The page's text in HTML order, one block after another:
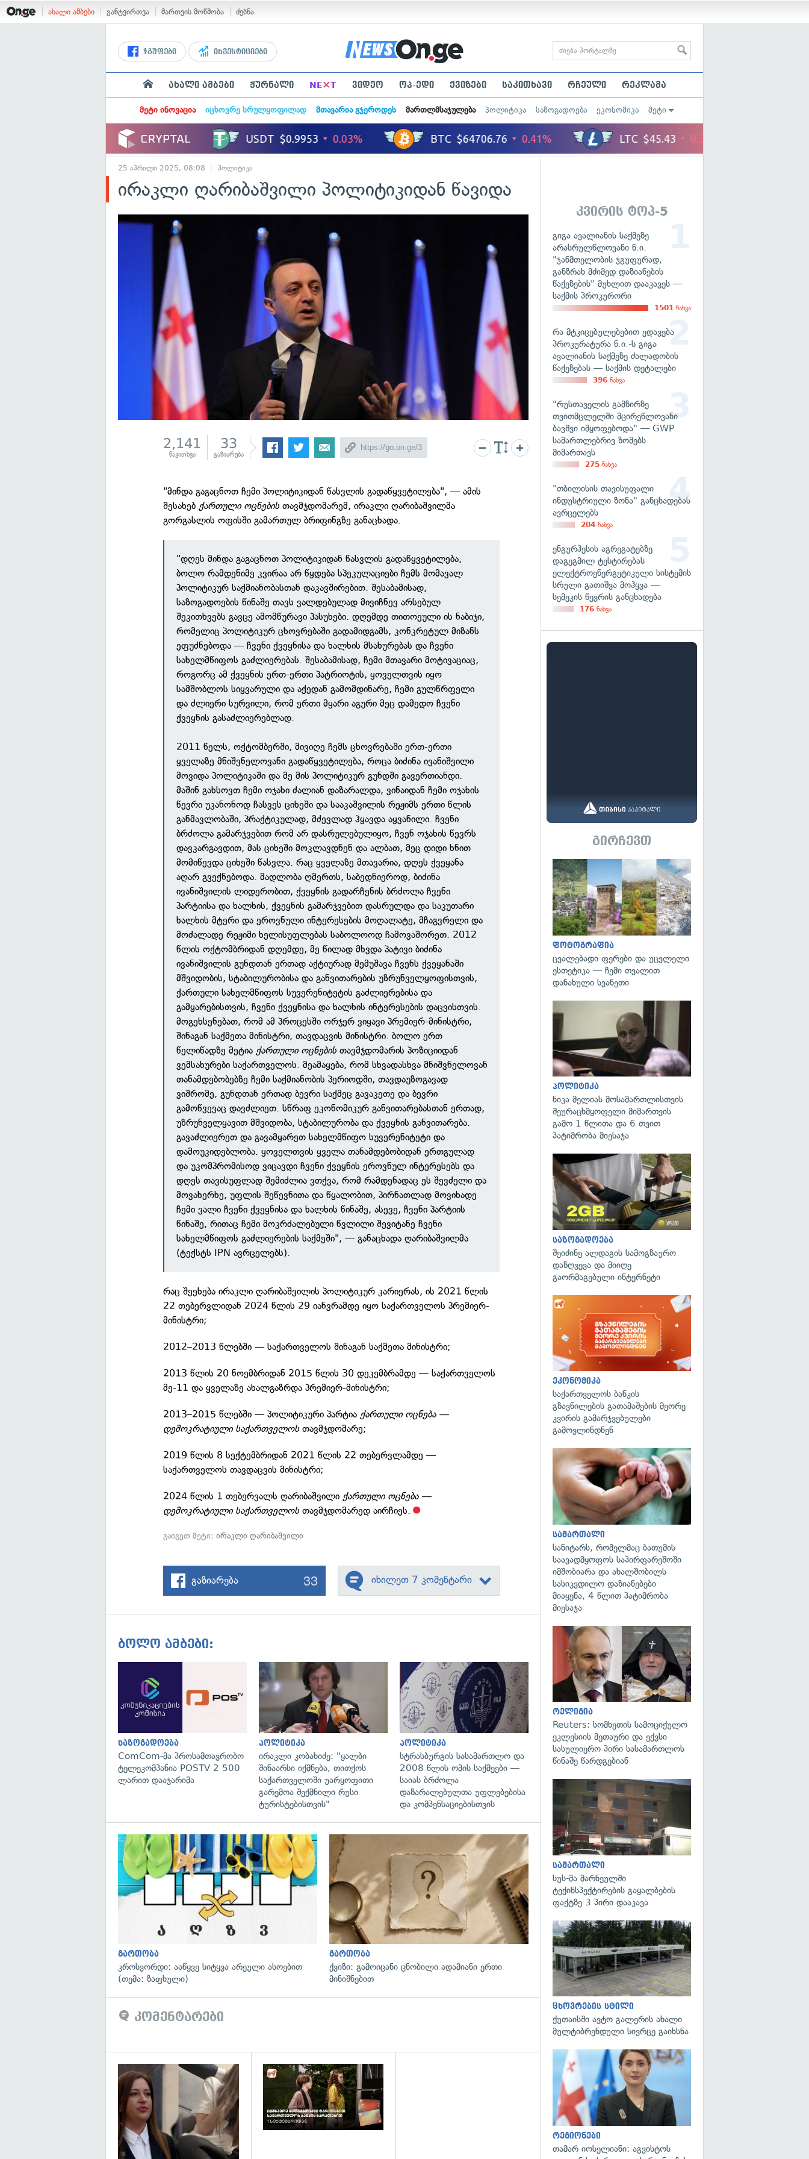
ახალი ამბები განტვირთვა მართვის მოწმობა ძებნა
ჯგუფები ინვესტიციები
ახალი ამბები ჟურნალი NE×T ვიდეო ოპ-ედი ქვიზები საკითხავი რჩეული რეკლამა
მეტი ინოვაცია იცხოვრე სრულყოფილად მთავარია გჯეროდეს მართლმსაჯულება პოლიტიკა საზოგადოება ეკონომიკა მეტი
25 აპრილი 2025, 08:08 პოლიტიკა
ირაკლი ღარიბაშვილი პოლიტიკიდან წავიდა
2,141
წაკითხვა
33
გაზიარება
"მინდა გაგაცნოთ ჩემი პოლიტიკიდან წასვლის გადაწყვეტილება", — ამის
შესახებქართული ოცნებისთავმჯდომარემ, ირაკლი ღარიბაშვილმა
გორგასლის ოფისში გამართულ ბრიფინგზე განაცხადა.
"დღეს მინდა გაგაცნოთ პოლიტიკიდან წასვლის გადაწყვეტილება,
ბოლო რამდენიმე კვირაა არ წყდება სპეკულაციები ჩემს მომავალ
პოლიტიკურ საქმიანობასთან დაკავშირებით. შესაბამისად,
საზოგადოების წინაშე თავს ვალდებულად მივიჩნევ არსებულ
შეკითხვებს გავცე ამომწურავი პასუხები. დღემდე თითოეული ის ნაბიჯი,
რომელიც პოლიტიკურ ცხოვრებაში გადამიდგამს, კონკრეტულ მიზანს
ეფუძნებოდა — ჩვენი ქვეყნისა და ხალხის მსახურებას და ჩვენი
სახელმწიფოს გაძლიერებას. შესაბამისად, ჩემი მთავარი მოტივაციაც,
როგორც ამ ქვეყნის ერთ-ერთი პატრიოტის, ყოველთვის იყო
სამშობლოს სიყვარული და აქედან გამომდინარე, ჩემი გულწრფელი
და ძლიერი სურვილი, რომ ერთი მყარი აგური მეც დამედო ჩვენი
ქვეყნის გასაძლიერებლად.
2011 წელს, ოქტომბერში, მივიღე ჩემს ცხოვრებაში ერთ-ერთი
ყველაზე მნიშვნელოვანი გადაწყვეტილება, როცა ბიძინა ივანიშვილი
მოვიდა პოლიტიკაში და მე მის პოლიტიკურ გუნდში გავერთიანდი.
მაშინ გახსოვთ ჩემი ოჯახი ძალიან დაზარალდა, ვინაიდან ჩემი ოჯახის
წევრი უკანონოდ ჩასვეს ციხეში და სააკაშვილის რეჟიმს ერთი წლის
განმავლობაში, პრაქტიკულად, მძევლად ჰყავდა აყვანილი. ჩვენი
ბრძოლა გამარჯვებით რომ არ დასრულებულიყო, ჩვენ ოჯახის წევრს
დავკარგავდით, მას ციხეში მოკლავდნენ და ალბათ, მეც დიდი ხნით
მომიწევდა ციხეში წასვლა. რაც ყველაზე მთავარია, დღეს ქვეყანა
აღარ გვექნებოდა. მადლობა ღმერთს, საბედნიეროდ, ბიძინა
ივანიშვილის ლიდერობით, ქვეყნის გადარჩენის ბრძოლა ჩვენი
პარტიისა და ხალხის, ქვეყნის გამარჯვებით დასრულდა და საკუთარი
ხალხის მტერი და ეროვნული ინტერესების მოღალატე, მჩაგვრელი და
მოძალადე რეჟიმი ხელისუფლებას საბოლოოდ ჩამოვაშორეთ. 2012
წლის ოქტომბრიდან დღემდე, მე წილად მხვდა პატივი ბიძინა
ივანიშვილის გუნდთან ერთად აქტიურად მემუშავა ჩვენს ქვეყანაში
მშვიდობის, სტაბილურობისა და განვითარების უზრუნველყოფისთვის,
ქართული სახელმწიფოს სუვერენიტეტის გაძლიერებისა და
გამყარებისთვის, ჩვენი ქვეყნისა და ხალხის ინტერესების დაცვისთვის.
მოგეხსენებათ, რომ ამ პროცესში ორჯერ ვიყავი პრემიერ-მინისტრი,
შინაგან საქმეთა მინისტრი, თავდაცვის მინისტრი. ბოლო ერთ
წელიწადზე მეტიაქართული ოცნებისთავმჯდომარის პოზიციიდან
ვემსახურები საქართველოს. მეამაყება, რომ სხვადასხვა მნიშვნელოვან
თანამდებობებზე ჩემი საქმიანობის პერიოდში, თავდაუზოგავად
ვიშრომე, გუნდთან ერთად ბევრი საქმეც გავაკეთე და ბევრი
გამოწვევაც დავძლიეთ. სწრაფ ეკონომიკურ განვითარებასთან ერთად,
უზრუნველყავით მშვიდობა, სტაბილურობა და ქვეყნის განვითარება.
გავაძლიერეთ და გავამყარეთ სახელმწიფო სუვერენიტეტი და
დამოუკიდებლობა. ყოველთვის ყველა თანამდებობიდან ერთგულად
და უკომპრომისოდ ვიცავდი ჩვენი ქვეყნის ეროვნულ ინტერესებს და
დღეს თავისუფლად შემიძლია ვთქვა, რომ რამდენადაც ეს შევძელი და
მოვახერხე, უფლის შეწევნითა და წყალობით, პირნათლად მოვიხადე
ჩემი ვალი ჩვენი ქვეყნისა და ხალხის წინაშე, ასევე, ჩვენი პარტიის
წინაშე, რითაც ჩემი მოკრძალებული წვლილი შევიტანე ჩვენი
სახელმწიფოს გაძლიერების საქმეში", — განაცხადა ღარიბაშვილმა
(ტექსტს IPN ავრცელებს).
რაც შეეხება ირაკლი ღარიბაშვილის პოლიტიკურ კარიერას, ის 2021 წლის
22 თებერვლიდან 2024 წლის 29 იანვრამდე იყო საქართველოს პრემიერ-
მინისტრი;
2012–2013 წლებში — საქართველოს შინაგან საქმეთა მინისტრი;
2013 წლის 20 ნოემბრიდან 2015 წლის 30 დეკემბრამდე — საქართველოს
მე-11 და ყველაზე ახალგაზრდა პრემიერ-მინისტრი;
2013–2015 წლებში — პოლიტიკური პარტიაქართული ოცნება —
დემოკრატიული საქართველოსთავმჯდომარე;
2019 წლის 8 სექტემბრიდან 2021 წლის 22 თებერვლამდე —
საქართველოს თავდაცვის მინისტრი;
2024 წლის 1 თებერვალს ღარიბაშვილიქართული ოცნება —
დემოკრატიული საქართველოსთავმჯდომარედ აირჩიეს.
გაიგეთ მეტი:ირაკლი ღარიბაშვილი
გაზიარება 33 იხილეთ 7 კომენტარი
ბოლო ამბები:
საზოგადოება
ComCom-მა პროსამთავრობო
ტელეკომპანია POSTV 2 500
ლარით დააჯარიმა
გადახედვა
პოლიტიკა
ირაკლი კობახიძე: "ყალბი
შინაარსი იქმნება, თითქოს
საქართველოში უარყოფითი
გარემოა შექმნილი რუსი
ტურისტებისთვის"
გადახედვა
პოლიტიკა
სტრასბურგის სასამართლო და
2008 წლის ომის საქმეები —
საიას ბრძოლა
დაზარალებულთა უფლებებისა
და კომპენსაციებისთვის
გადახედვა
გართობა
კროსვორდი: ააწყვე სიტყვა არეული ასოებით
(თემა: ზაფხული)
გართობა
ქვიზი: გამოიცანი ცნობილი ადამიანი ერთი
მინიშნებით
კომენტარები
გადახედვა
კვირის ტოპ-5
გიგა ავალიანის საქმეზე
არასრულწლოვანი ნ.ი.
"ჯანმთელობის ჯგუფურად,
განზრახ მძიმედ დაზიანების
წაქეზების" მუხლით დააკავეს —
საქმის პროკურორი
1501 ნახვა
რა მტკიცებულებებით ედავება
პროკურატურა ნ.ი.-ს გიგა
ავალიანის საქმეზე ძალადობის
წაქეზებას — საქმის დეტალები
396 ნახვა
"რუსთაველის გამზირზე
თვითმცლელში მცირეწლოვანი
ბავშვი იმყოფებოდა" — GWP
სამართლებრივ ზომებს
მიმართავს
275 ნახვა
"თბილისის თავისუფალი
ინდუსტრიული ზონა" განცხადებას
ავრცელებს
204 ნახვა
ენგურჰესის აგრეგატებზე
დაგეგმილ ტესტირებას
ელექტროენერგეტიკული სისტემის
სრული გათიშვა მოჰყვა —
სემეკის წევრის განცხადება
176 ნახვა
გირჩევთ
ფოტოგრაფია
ცვალებადი ფერები და უცვლელი
ესთეტიკა — ჩემი თვალით
დანახული სვანეთი
პოლიტიკა
ნიკა მელიას მოსამართლისთვის
შეურაცხმყოფელი მიმართვის
გამო 1 წლითა და 6 თვით
პატიმრობა მიესაჯა
საზოგადოება
შეიძინე ალდაგის სამოგზაურო
დაზღვევა და მიიღე
გაორმაგებული ინტერნეტი
ეკონომიკა
საქართველოს ბანკის
გზავნილების გათამაშების მეორე
კვირის გამარჯვებულები
გამოვლინდნენ
სამართალი
სანიტარს, რომელმაც ბათუმის
საავადმყოფოს საპირფარეშოში
იმშობიარა და ახალშობილს
სასიკვდილო დაზიანებები
მიაყენა, 4 წლით პატიმრობა
მიესაჯა
რელიგია
Reuters: სომხეთის სამოციქულო
ეკლესიის მეთაური და ექვსი
სასულიერო პირი სასამართლოს
წინაშე წარდგებიან
სამართალი
სუს-მა მარნეულში
ტექინსპექტირების გაყალბების
ფაქტზე 3 პირი დააკავა
ცხოვრების სტილი
ქუთაისში ავტო გალერის ახალი
მულტიბრენდული სივრცე გაიხსნა
რეგიონები
თამარ იოსელიანი: აგვისტოს